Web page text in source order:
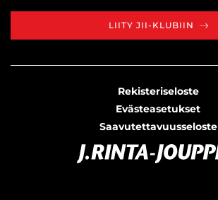
LIITY JII-KLUBIIN
Rekisteriseloste
Evästeasetukset
Saavutettavuusseloste